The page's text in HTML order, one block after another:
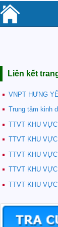
Liên kết
VNPT HƯNG
Trung tâm kinh
TTVT KHU
TTVT KHU
TTVT KHU
TTVT KHU
TTVT KHU